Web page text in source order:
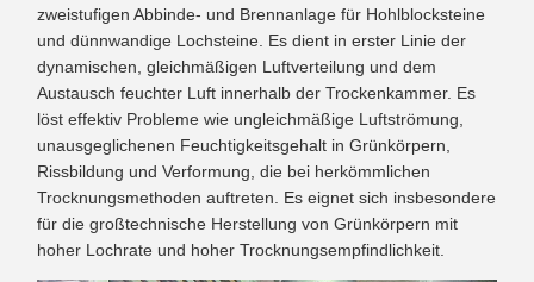
zweistufigen Abbinde- und Brennanlage für Hohlblocksteine ​​
und dünnwandige Lochsteine. Es dient in erster Linie der
dynamischen, gleichmäßigen Luftverteilung und dem
Austausch feuchter Luft innerhalb der Trockenkammer. Es
löst effektiv Probleme wie ungleichmäßige Luftströmung,
unausgeglichenen Feuchtigkeitsgehalt in Grünkörpern,
Rissbildung und Verformung, die bei herkömmlichen
Trocknungsmethoden auftreten. Es eignet sich insbesondere
für die großtechnische Herstellung von Grünkörpern mit
hoher Lochrate und hoher Trocknungsempfindlichkeit.